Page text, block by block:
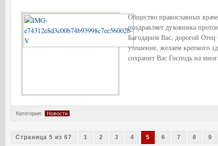
Общество православных
поздравляет духовника
Багодарим Вас, дорогой
утешение, желаем крепкого
сохранит Вас Господь на
Категория: Новости
Страница 5 из 67 1 2 3 4 5 6 7 8 9